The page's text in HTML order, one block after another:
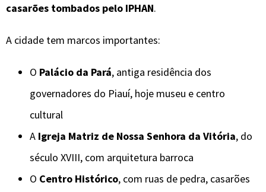
casarões tombados pelo IPHAN.
A cidade tem marcos importantes:
O Palácio da Pará, antiga residência dos
governadores do Piauí, hoje museu e centro
cultural
A Igreja Matriz de Nossa Senhora da Vitória, do
século XVIII, com arquitetura barroca
O Centro Histórico, com ruas de pedra, casarões